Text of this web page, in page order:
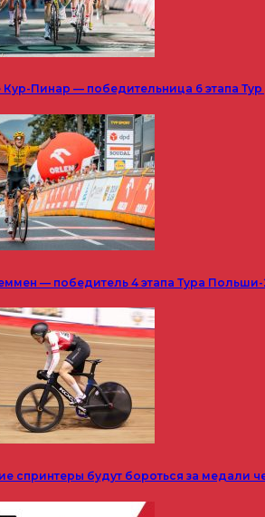
Кур-Пинар — победительница 6 этапа
— победитель 4 этапа Тура
спринтеры будут бороться за медали